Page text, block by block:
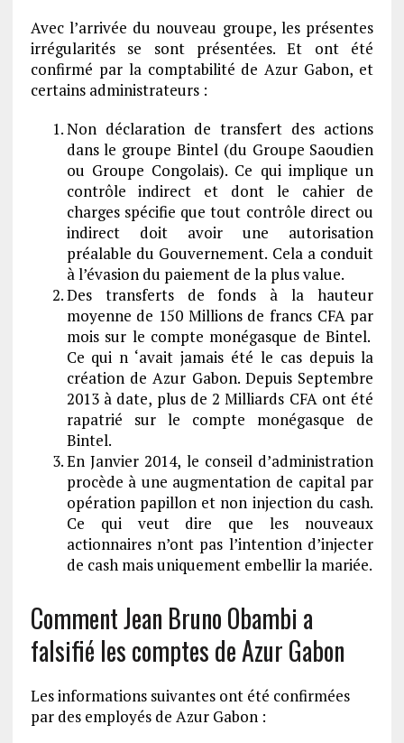
Avec l’arrivée du nouveau groupe, les présentes
irrégularités se sont présentées. Et ont été
confirmé par la comptabilité de Azur Gabon, et
certains administrateurs :
Non déclaration de transfert des actions
dans le groupe Bintel (du Groupe Saoudien
ou Groupe Congolais). Ce qui implique un
contrôle indirect et dont le cahier de
charges spécifie que tout contrôle direct ou
indirect doit avoir une autorisation
préalable du Gouvernement. Cela a conduit
à l’évasion du paiement de la plus value.
Des transferts de fonds à la hauteur
moyenne de 150 Millions de francs CFA par
mois sur le compte monégasque de Bintel.
Ce qui n ‘avait jamais été le cas depuis la
création de Azur Gabon. Depuis Septembre
2013 à date, plus de 2 Milliards CFA ont été
rapatrié sur le compte monégasque de
Bintel.
En Janvier 2014, le conseil d’administration
procède à une augmentation de capital par
opération papillon et non injection du cash.
Ce qui veut dire que les nouveaux
actionnaires n’ont pas l’intention d’injecter
de cash mais uniquement embellir la mariée.
Comment Jean Bruno Obambi a
falsifié les comptes de Azur Gabon
Les informations suivantes ont été confirmées
par des employés de Azur Gabon :